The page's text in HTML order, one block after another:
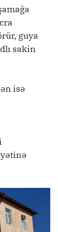
guya
sakin
isə